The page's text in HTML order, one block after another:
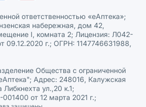
ответственностью «еАптека»;
набережная, дом 42,
I, комната 2; Лицензия: Л042-
09.12.2020 г.; ОГРН: 1147746631988,
Общества с ограниченной
Адрес: 248016, Калужская
Либкнехта ул.,20 к.1;
от 12 марта 2021 г.;